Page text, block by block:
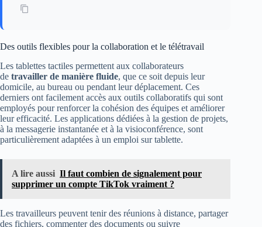
Des outils flexibles pour la collaboration et le télétravail
Les tablettes tactiles permettent aux collaborateurs
de travailler de manière fluide, que ce soit depuis leur
domicile, au bureau ou pendant leur déplacement. Ces
derniers ont facilement accès aux outils collaboratifs qui sont
employés pour renforcer la cohésion des équipes et améliorer
leur efficacité. Les applications dédiées à la gestion de projets,
à la messagerie instantanée et à la visioconférence, sont
particulièrement adaptées à un emploi sur tablette.
A lire aussi Il faut combien de signalement pour
supprimer un compte TikTok vraiment ?
Les travailleurs peuvent tenir des réunions à distance, partager
des fichiers, commenter des documents ou suivre